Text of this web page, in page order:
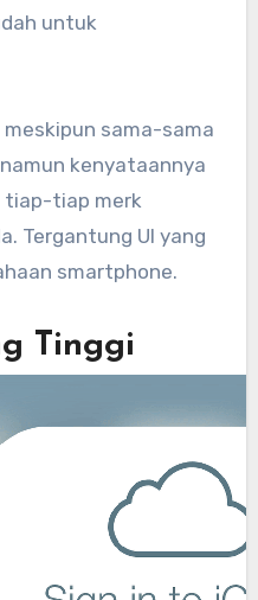
untuk
sama-sama
kenyataannya
tiap-tiap merk
Tergantung UI yang
smartphone.
Tinggi